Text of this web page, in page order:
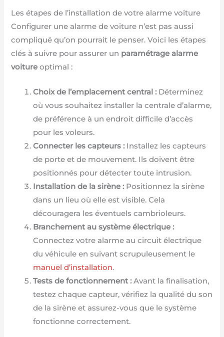
Les étapes de l’installation de votre alarme voiture
Configurer une alarme de voiture n’est pas aussi
compliqué qu’on pourrait le penser. Voici les étapes
clés à suivre pour assurer un paramétrage alarme
voiture optimal :
Choix de l’emplacement central :Déterminez
où vous souhaitez installer la centrale d’alarme,
de préférence à un endroit difficile d’accès
pour les voleurs.
Connecter les capteurs :Installez les capteurs
de porte et de mouvement. Ils doivent être
positionnés pour détecter toute intrusion.
Installation de la sirène :Positionnez la sirène
dans un lieu où elle est visible. Cela
découragera les éventuels cambrioleurs.
Branchement au système électrique :
Connectez votre alarme au circuit électrique
du véhicule en suivant scrupuleusement le
manuel d’installation.
Tests de fonctionnement :Avant la finalisation,
testez chaque capteur, vérifiez la qualité du son
de la sirène et assurez-vous que le système
fonctionne correctement.